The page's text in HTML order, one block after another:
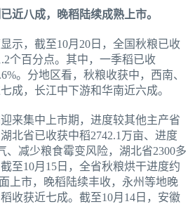
近八成，晚稻陆续成熟上市。
示，截至10月20日，全国秋粮已收
个百分点。其中，一季稻已收
。分地区看，秋粮收获中，西南、
成，长江中下游和华南近六成。
来集中上市期，进度较其他主产省
北省已收获中稻2742.1万亩、进度
、减少粮食霉变风险，湖北省2300多
至10月15日，全省秋粮烘干进度约
上市，晚稻陆续丰收，永州等地晚
收获近七成。截至10月14日，安徽